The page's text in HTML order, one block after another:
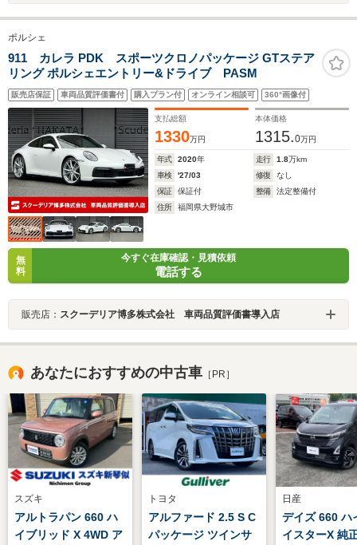
ポルシェ
911 カレラ PDK スポーツクロノパッケージ GTステア
リング ポルシェエントリー&ドライブ PASM
販売店保証 車両品質評価書付 購入プラン付 オンライン相談可 360°画像付
支払総額
1330万円
本体価格
1315.0万円
年式 2020年 走行 1.8万km
車検
'27/03 修復
なし
保証
保証付 整備
法定整備付
住所
福岡県大野城市
無
料
今すぐ在庫確認・見積依頼
電話する
販売店： スクーデリア博多株式会社 車両品質評価書導入店
あなたにおすすめの中古車 ［PR］
スズキ
アルトラパン 660 ハ
イブリッド X 4WD ア
トヨタ
アルファード 2.5 S C
パッケージ ツインサ
日産
デイズ 660 ハ
イスターX 純